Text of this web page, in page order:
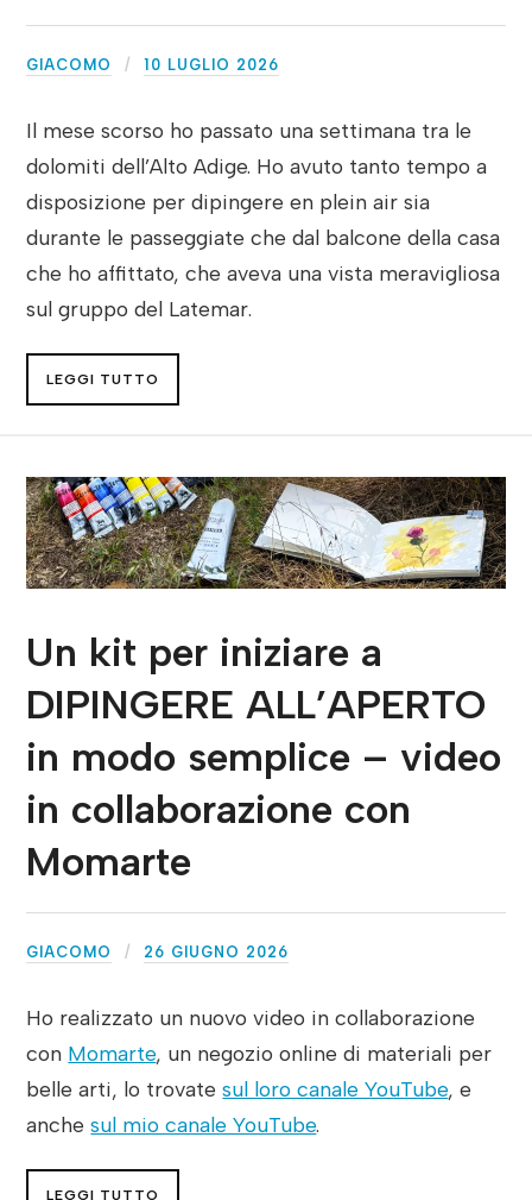
GIACOMO 10 LUGLIO 2026
Il mese scorso ho passato una settimana tra le
dolomiti dell’Alto Adige. Ho avuto tanto tempo a
disposizione per dipingere en plein air sia
durante le passeggiate che dal balcone della casa
che ho affittato, che aveva una vista meravigliosa
sul gruppo del Latemar.
LEGGI TUTTO
Un kit per iniziare a
DIPINGERE ALL’APERTO
in modo semplice – video
in collaborazione con
Momarte
GIACOMO 26 GIUGNO 2026
Ho realizzato un nuovo video in collaborazione
con Momarte, un negozio online di materiali per
belle arti, lo trovatesul loro canale YouTube, e
anchesul mio canale YouTube.
LEGGI TUTTO